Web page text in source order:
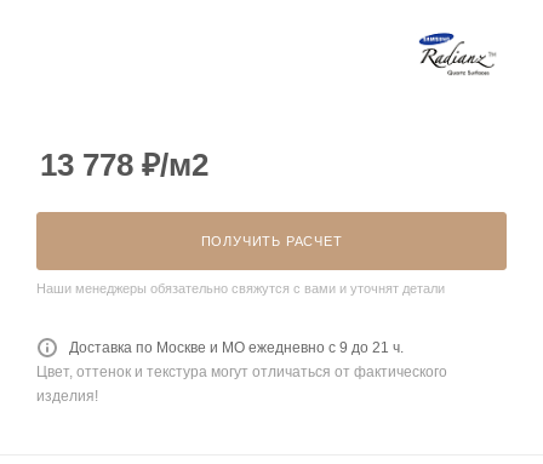
13 778 ₽/м2
ПОЛУЧИТЬ РАСЧЕТ
Наши менеджеры обязательно свяжутся с вами и уточнят детали
Доставка по Москве и МО ежедневно с 9 до 21 ч.
Цвет, оттенок и текстура могут отличаться от фактического
изделия!